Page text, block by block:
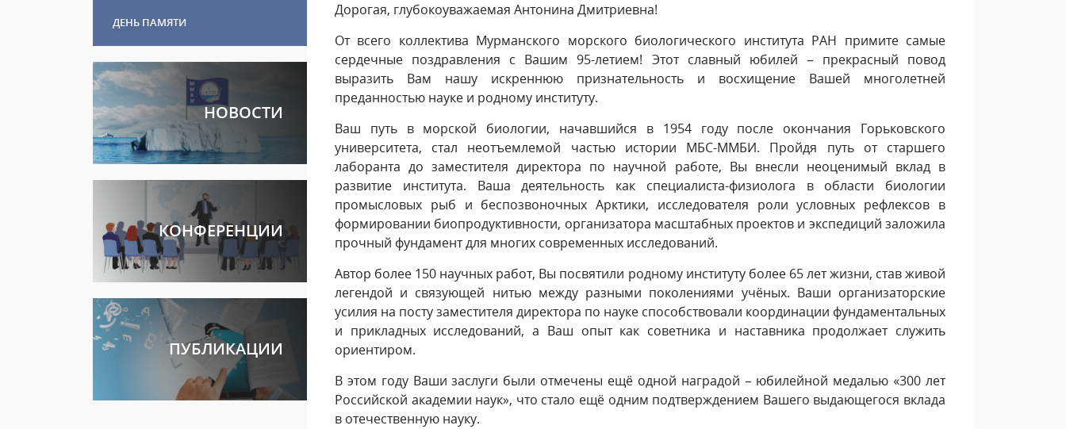
ДЕНЬ ПАМЯТИ
НОВОСТИ
КОНФЕРЕНЦИИ
ПУБЛИКАЦИИ
Дорогая, глубокоуважаемая Антонина Дмитриевна!
От всего коллектива Мурманского морского биологического института РАН примите самые
сердечные поздравления с Вашим 95-летием! Этот славный юбилей – прекрасный повод
выразить Вам нашу искреннюю признательность и восхищение Вашей многолетней
преданностью науке и родному институту.
Ваш путь в морской биологии, начавшийся в 1954 году после окончания Горьковского
университета, стал неотъемлемой частью истории МБС-ММБИ. Пройдя путь от старшего
лаборанта до заместителя директора по научной работе, Вы внесли неоценимый вклад в
развитие института. Ваша деятельность как специалиста-физиолога в области биологии
промысловых рыб и беспозвоночных Арктики, исследователя роли условных рефлексов в
формировании биопродуктивности, организатора масштабных проектов и экспедиций заложила
прочный фундамент для многих современных исследований.
Автор более 150 научных работ, Вы посвятили родному институту более 65 лет жизни, став живой
легендой и связующей нитью между разными поколениями учёных. Ваши организаторские
усилия на посту заместителя директора по науке способствовали координации фундаментальных
и прикладных исследований, а Ваш опыт как советника и наставника продолжает служить
ориентиром.
В этом году Ваши заслуги были отмечены ещё одной наградой – юбилейной медалью «300 лет
Российской академии наук», что стало ещё одним подтверждением Вашего выдающегося вклада
в отечественную науку.